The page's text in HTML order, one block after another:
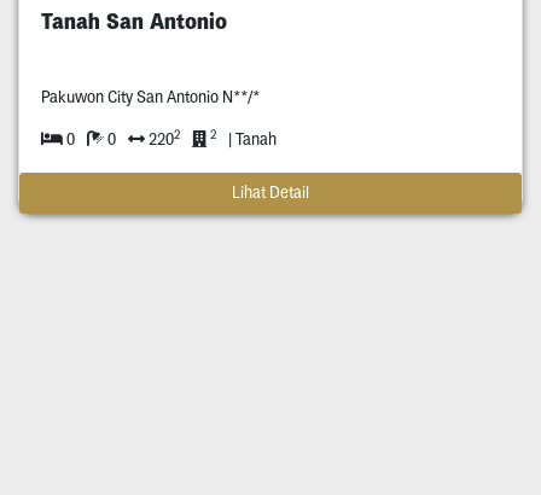
Tanah San Antonio
Pakuwon City San Antonio N**/*
0 0 2202 2 | Tanah
Lihat Detail